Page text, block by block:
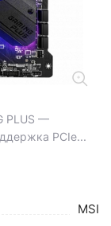
PLUS —
PCIe...
MSI